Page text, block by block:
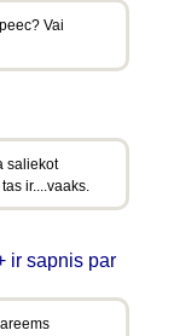
Vai
saliekot
ir....vaaks.
ir sapnis par